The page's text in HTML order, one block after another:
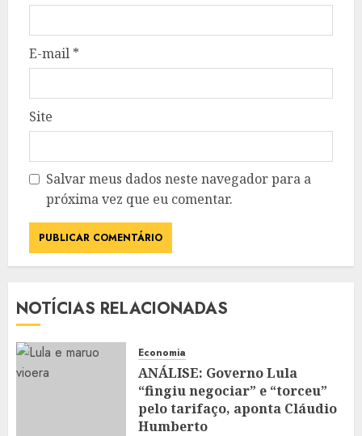
E-mail *
Site
Salvar meus dados neste navegador para a
próxima vez que eu comentar.
NOTÍCIAS RELACIONADAS
Economia
ANÁLISE: Governo Lula
“fingiu negociar” e “torceu”
pelo tarifaço, aponta Cláudio
Humberto